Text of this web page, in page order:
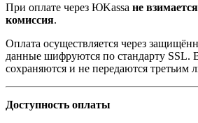
При оплате через ЮKassa не
комиссия.
Оплата осуществляется через
данные шифруются по стандарту SSL.
сохраняются и не передаются третьим
Доступность оплаты